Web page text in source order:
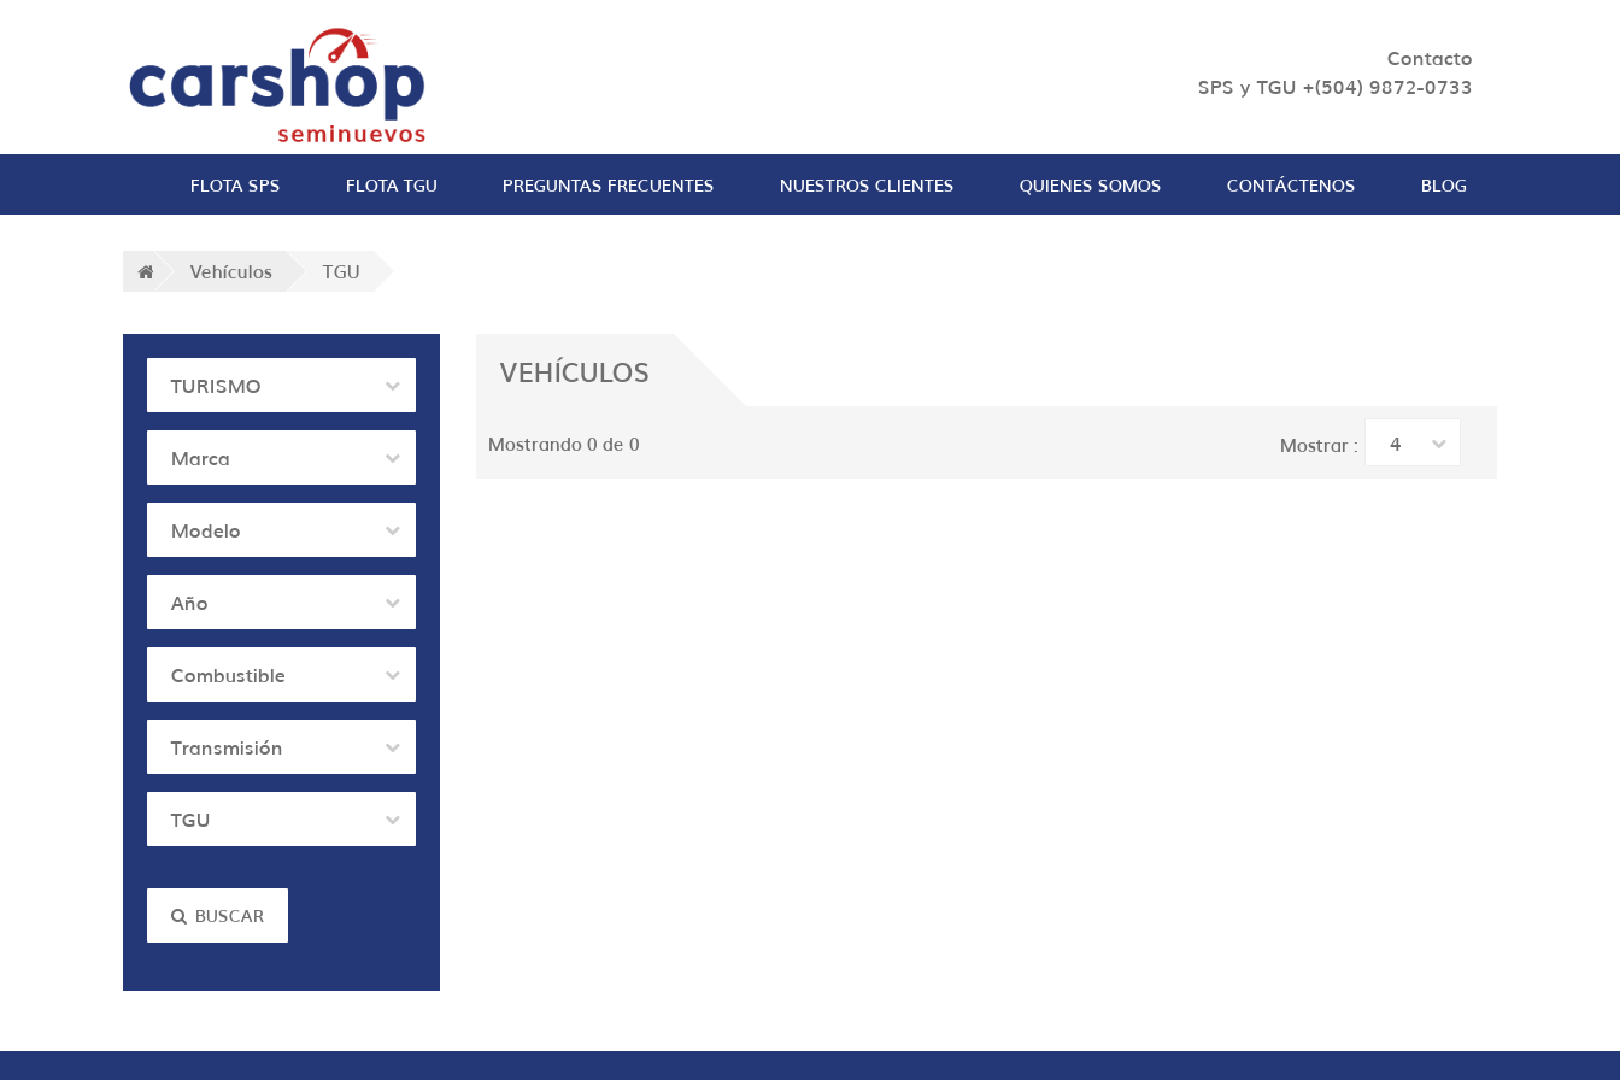
Contacto
SPS y TGU +(504) 9872-0733
FLOTA SPS FLOTA TGU PREGUNTAS FRECUENTES NUESTROS CLIENTES QUIENES SOMOS CONTÁCTENOS BLOG
Vehículos TGU
TURISMO
Marca
Modelo
Año
Combustible
Transmisión
TGU
BUSCAR
VEHÍCULOS
Mostrando 0 de 0 Mostrar : 4